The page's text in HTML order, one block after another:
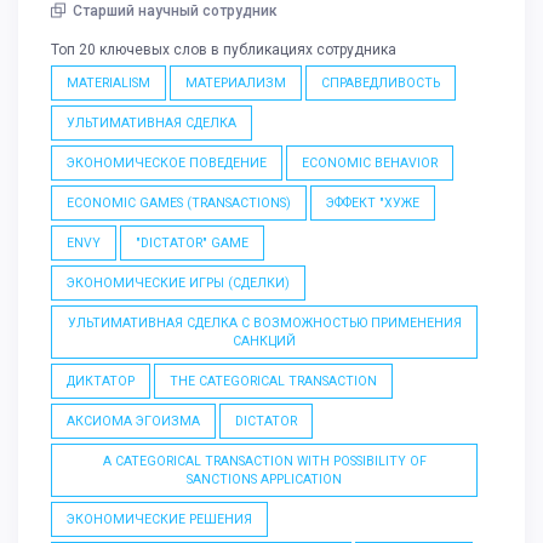
Старший научный сотрудник
Топ 20 ключевых слов в публикациях сотрудника
MATERIALISM МАТЕРИАЛИЗМ СПРАВЕДЛИВОСТЬ
УЛЬТИМАТИВНАЯ СДЕЛКА
ЭКОНОМИЧЕСКОЕ ПОВЕДЕНИЕ ECONOMIC BEHAVIOR
ECONOMIC GAMES (TRANSACTIONS) ЭФФЕКТ "ХУЖЕ
ENVY "DICTATOR" GAME
ЭКОНОМИЧЕСКИЕ ИГРЫ (СДЕЛКИ)
УЛЬТИМАТИВНАЯ СДЕЛКА С ВОЗМОЖНОСТЬЮ ПРИМЕНЕНИЯ
САНКЦИЙ
ДИКТАТОР THE CATEGORICAL TRANSACTION
АКСИОМА ЭГОИЗМА DICTATOR
A CATEGORICAL TRANSACTION WITH POSSIBILITY OF
SANCTIONS APPLICATION
ЭКОНОМИЧЕСКИЕ РЕШЕНИЯ